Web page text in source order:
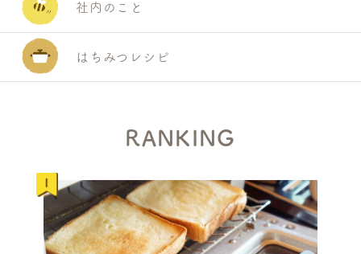
社内のこと
はちみつレシピ
RANKING